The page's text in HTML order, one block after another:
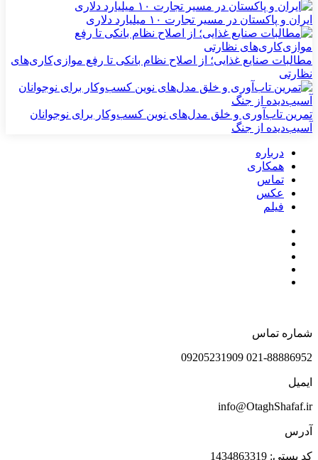
ایران و پاکستان در مسیر تجارت ۱۰ میلیارد دلاری
مطالبات صنایع غذایی؛ از اصلاح نظام بانکی تا رفع موازی‌کاری‌های
نظارتی
تمرین تاب‌آوری و خلق مدل‌های نوین کسب‌وکار برای نوجوانان
آسیب‌دیده از جنگ
درباره
همکاری
تماس
عکس
فیلم
شماره تماس
021-88886952 09205231909
ایمیل
info@OtaghShafaf.ir
آدرس
کد پستی: 1434863319